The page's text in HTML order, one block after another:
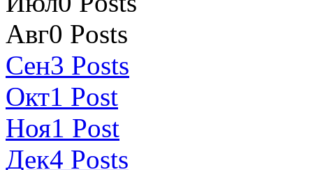
Авг0 Posts
Сен3 Posts
Окт1 Post
Ноя1 Post
Дек4 Posts